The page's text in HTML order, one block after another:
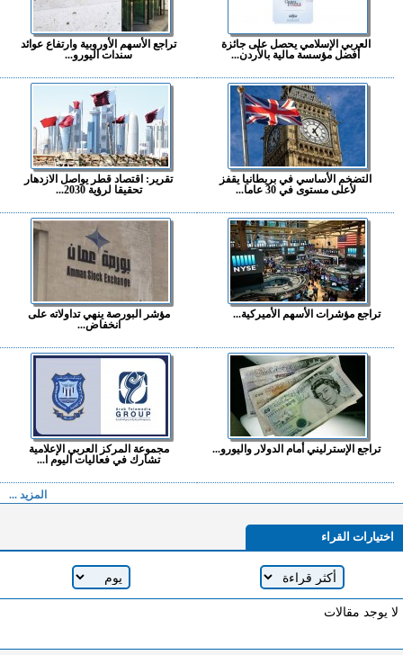
العربي الإسلامي يحصل على جائزة
أفضل مؤسسة مالية بالأردن...
تراجع الأسهم الأوروبية وارتفاع عوائد
سندات اليورو...
التضخم الأساسي في بريطانيا يقفز
لأعلى مستوى في 30 عاما...
تقرير: اقتصاد قطر يواصل الازدهار
تحقيقا لرؤية 2030...
تراجع مؤشرات الأسهم الأميركية...
مؤشر البورصة ينهي تداولاته على
انخفاض...
تراجع الإسترليني أمام الدولار واليورو...
مجموعة المركز العربي الإعلامية
تشارك في فعاليات اليوم ا...
المزيد ...
اختيارات القراء
لا يوجد مقالات